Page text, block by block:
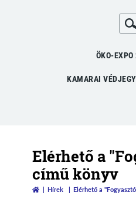
ÖKO-
KAMARAI
Elérhető a
című könyv
Hírek Elérhető a